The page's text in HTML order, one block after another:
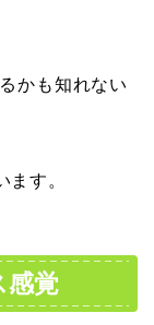
かも知れない
す。
感覚